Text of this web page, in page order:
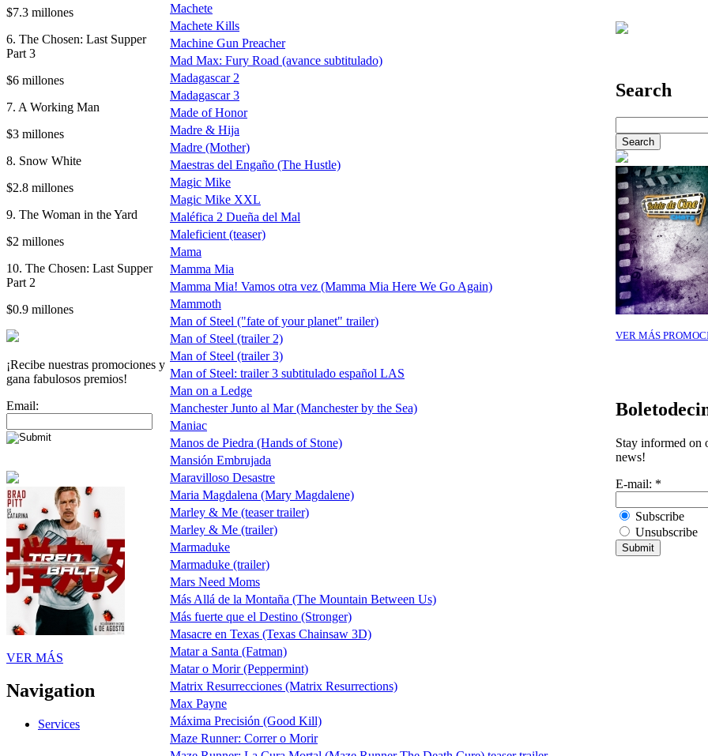
$7.3 millones
6. The Chosen: Last Supper
Part 3
$6 millones
7. A Working Man
$3 millones
8. Snow White
$2.8 millones
9. The Woman in the Yard
$2 millones
10. The Chosen: Last Supper
Part 2
$0.9 millones
¡Recibe nuestras promociones y
gana fabulosos premios!
Email:
VER MÁS
Navigation
Services
Machete
Machete Kills
Machine Gun Preacher
Mad Max: Fury Road (avance subtitulado)
Madagascar 2
Madagascar 3
Made of Honor
Madre & Hija
Madre (Mother)
Maestras del Engaño (The Hustle)
Magic Mike
Magic Mike XXL
Maléfica 2 Dueña del Mal
Maleficient (teaser)
Mama
Mamma Mia
Mamma Mia! Vamos otra vez (Mamma Mia Here We Go Again)
Mammoth
Man of Steel ("fate of your planet" trailer)
Man of Steel (trailer 2)
Man of Steel (trailer 3)
Man of Steel: trailer 3 subtitulado español LAS
Man on a Ledge
Manchester Junto al Mar (Manchester by the Sea)
Maniac
Manos de Piedra (Hands of Stone)
Mansión Embrujada
Maravilloso Desastre
Maria Magdalena (Mary Magdalene)
Marley & Me (teaser trailer)
Marley & Me (trailer)
Marmaduke
Marmaduke (trailer)
Mars Need Moms
Más Allá de la Montaña (The Mountain Between Us)
Más fuerte que el Destino (Stronger)
Masacre en Texas (Texas Chainsaw 3D)
Matar a Santa (Fatman)
Matar o Morir (Peppermint)
Matrix Resurrecciones (Matrix Resurrections)
Max Payne
Máxima Precisión (Good Kill)
Maze Runner: Correr o Morir
Search
VER MÁS
Stay informed on
news!
E-mail: *
Subscribe
Unsubscribe